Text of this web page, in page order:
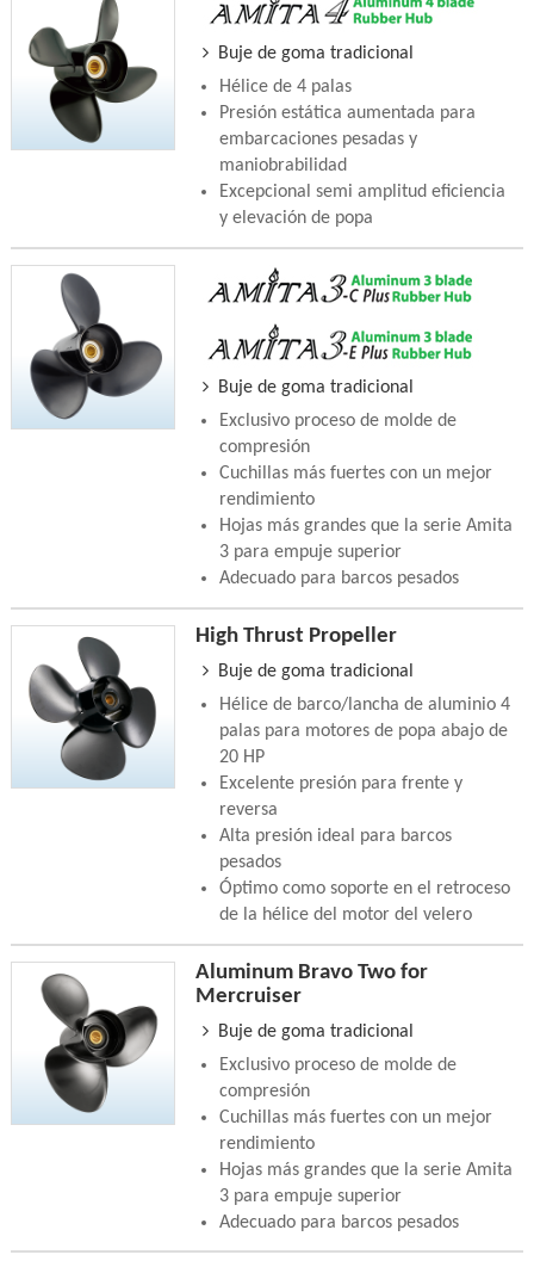
Buje de goma tradicional
Hélice de 4 palas
Presión estática aumentada para
embarcaciones pesadas y
maniobrabilidad
Excepcional semi amplitud eficiencia
y elevación de popa
Buje de goma tradicional
Exclusivo proceso de molde de
compresión
Cuchillas más fuertes con un mejor
rendimiento
Hojas más grandes que la serie Amita
3 para empuje superior
Adecuado para barcos pesados
High Thrust Propeller
Buje de goma tradicional
Hélice de barco/lancha de aluminio 4
palas para motores de popa abajo de
20 HP
Excelente presión para frente y
reversa
Alta presión ideal para barcos
pesados
Óptimo como soporte en el retroceso
de la hélice del motor del velero
Aluminum Bravo Two for
Mercruiser
Buje de goma tradicional
Exclusivo proceso de molde de
compresión
Cuchillas más fuertes con un mejor
rendimiento
Hojas más grandes que la serie Amita
3 para empuje superior
Adecuado para barcos pesados